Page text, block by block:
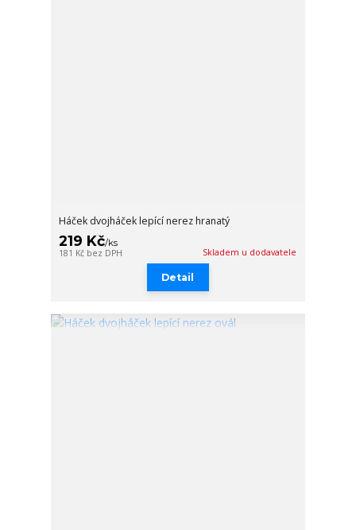
Háček dvojháček lepící nerez hranatý
219 Kč/ks
181 Kč bez DPH Skladem u dodavatele
Detail